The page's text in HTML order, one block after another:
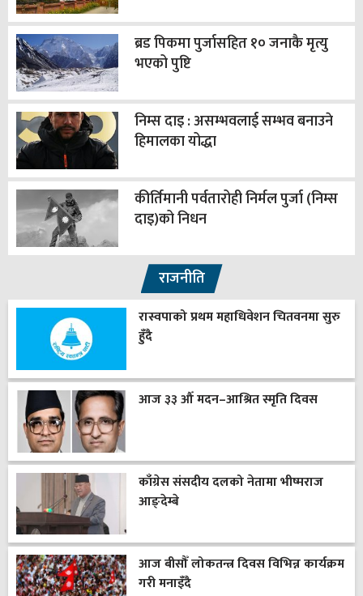
ब्रड पिकमा पुर्जासहित १० जनाकै मृत्यु
भएको पुष्टि
निम्स दाइ : असम्भवलाई सम्भव बनाउने
हिमालका योद्धा
कीर्तिमानी पर्वतारोही निर्मल पुर्जा (निम्स
दाइ)को निधन
राजनीति
रास्वपाको प्रथम महाधिवेशन चितवनमा सुरु
हुँदै
आज ३३ औँ मदन–आश्रित स्मृति दिवस
काँग्रेस संसदीय दलको नेतामा भीष्मराज
आङ्देम्बे
आज बीसौँ लोकतन्त्र दिवस विभिन्न कार्यक्रम
गरी मनाइँदै